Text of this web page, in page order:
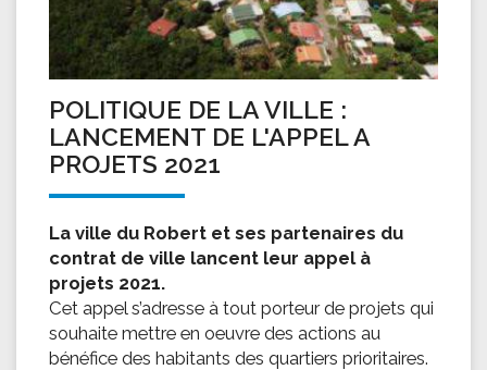
POLITIQUE DE LA VILLE :
LANCEMENT DE L'APPEL A
PROJETS 2021
La ville du Robert et ses partenaires du
contrat de ville lancent leur appel à
projets 2021.
Cet appel s’adresse à tout porteur de projets qui
souhaite mettre en oeuvre des actions au
bénéfice des habitants des quartiers prioritaires.